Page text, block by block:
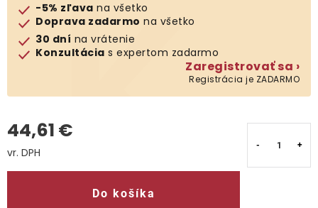
Predávané značky
Klub výhod
Kontakty
-5% zľava na všetko
Doprava zadarmo na všetko
30 dní na vrátenie
Konzultácia s expertom zadarmo
Zaregistrovať sa ›
Registrácia je ZADARMO
44,61 €
Do košíka